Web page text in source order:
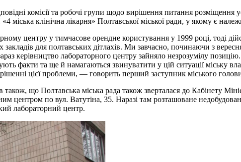
комісії та робочі групи щодо вирішення питання
міська клінічна лікарня» Полтавської міської ради, у якому є
центру у тимчасове орендне користування у 1999 році, тоді
закладів для полтавських дітлахів. Ми завчасно, починаючи з
керівництво лабораторного центру зайняло незрозумілу
факти та ще й намагаються звинуватити у цій ситуації міську
цієї проблеми, — говорить перший заступник міського
що Полтавська міська рада також зверталася до Кабінету
центром по вул. Ватутіна, 35. Наразі там розташоване
лабораторний центр.